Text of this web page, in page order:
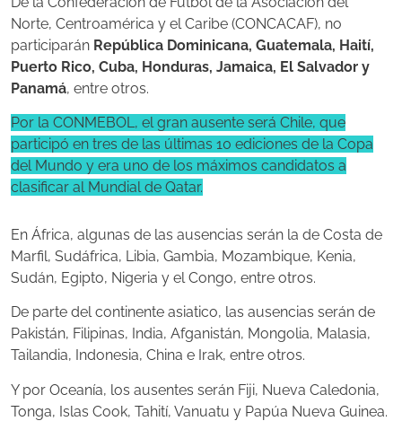
Norte, Centroamérica y el Caribe (CONCACAF), no
participarán República Dominicana, Guatemala, Haití,
Puerto Rico, Cuba, Honduras, Jamaica, El Salvador y
Panamá, entre otros.
Por la CONMEBOL, el gran ausente será Chile, que
participó en tres de las últimas 10 ediciones de la Copa
del Mundo y era uno de los máximos candidatos a
clasificar al Mundial de Qatar.
En África, algunas de las ausencias serán la de Costa de
Marfil, Sudáfrica, Libia, Gambia, Mozambique, Kenia,
Sudán, Egipto, Nigeria y el Congo, entre otros.
De parte del continente asiatico, las ausencias serán de
Pakistán, Filipinas, India, Afganistán, Mongolia, Malasia,
Tailandia, Indonesia, China e Irak, entre otros.
Y por Oceanía, los ausentes serán Fiji, Nueva Caledonia,
Tonga, Islas Cook, Tahití, Vanuatu y Papúa Nueva Guinea.